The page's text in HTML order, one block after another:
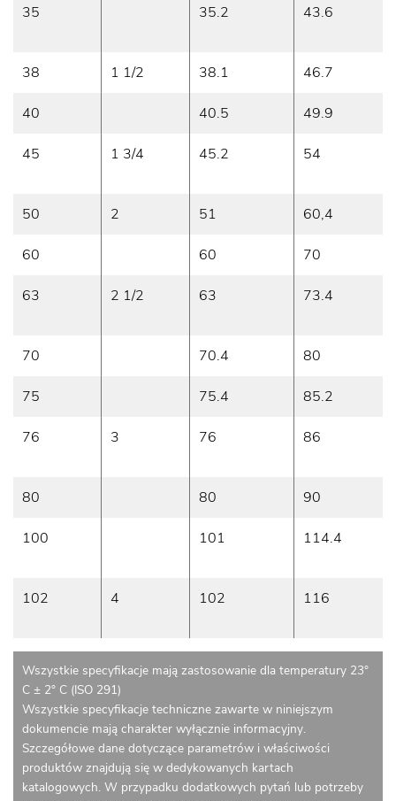
35 35.2 43.6
38 1 1/2 38.1 46.7
40 40.5 49.9
45 1 3/4 45.2 54
50 2 51 60,4
60 60 70
63 2 1/2 63 73.4
70 70.4 80
75 75.4 85.2
76 3 76 86
80 80 90
100 101 114.4
102 4 102 116
Wszystkie specyfikacje mają zastosowanie dla temperatury 23°
C ± 2° C (ISO 291)
Wszystkie specyfikacje techniczne zawarte w niniejszym
dokumencie mają charakter wyłącznie informacyjny.
Szczegółowe dane dotyczące parametrów i właściwości
produktów znajdują się w dedykowanych kartach
katalogowych. W przypadku dodatkowych pytań lub potrzeby